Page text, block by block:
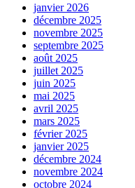
janvier 2026
décembre 2025
novembre 2025
septembre 2025
août 2025
juillet 2025
juin 2025
mai 2025
avril 2025
mars 2025
février 2025
janvier 2025
décembre 2024
novembre 2024
octobre 2024